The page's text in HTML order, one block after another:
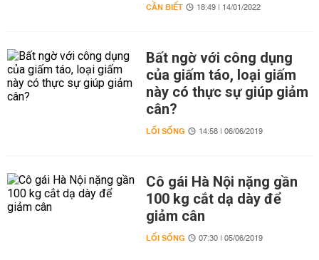
CẦN BIẾT 18:49 | 14/01/2022
Bất ngờ với công dụng
của giấm táo, loại giấm
này có thực sự giúp giảm
cân?
LỐI SỐNG 14:58 | 06/06/2019
Cô gái Hà Nội nặng gần
100 kg cắt dạ dày để
giảm cân
LỐI SỐNG 07:30 | 05/06/2019